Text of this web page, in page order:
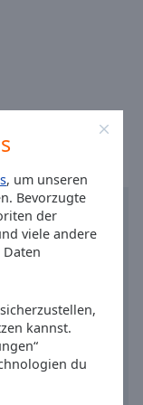
, um unseren
Bevorzugte
der
viele andere
kannst.
du